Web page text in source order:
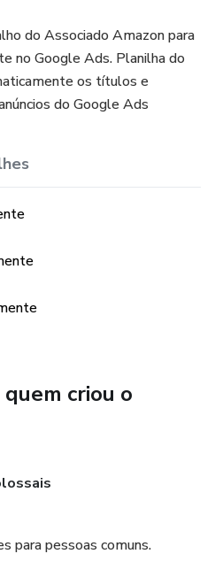
do Associado Amazon para
no Google Ads. Planilha do
os títulos e
do Google Ads
criou o
para pessoas comuns.